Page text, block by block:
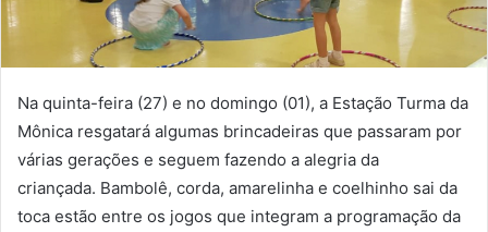
Na quinta-feira (27) e no domingo (01), a Estação Turma da
Mônica resgatará algumas brincadeiras que passaram por
várias gerações e seguem fazendo a alegria da
criançada. Bambolê, corda, amarelinha e coelhinho sai da
toca estão entre os jogos que integram a programação da